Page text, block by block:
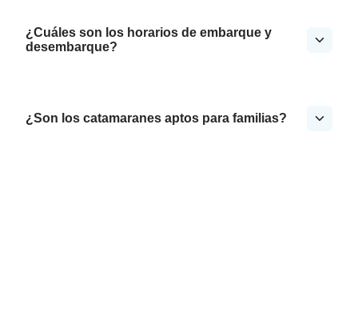
¿Cuáles son los horarios de embarque y
desembarque?
¿Son los catamaranes aptos para familias?